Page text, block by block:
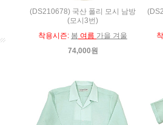
(DS210678) 국산 폴리 모시 남방
(모시3번)
착용시즌: 봄 여름 가을 겨울
74,000원